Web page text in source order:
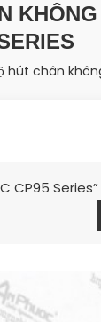
hút chân
CP95